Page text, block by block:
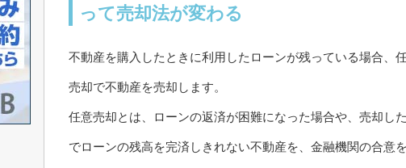
って売却法が変わる
不動産を購入したときに利用したローンが残っている場合、
売却で不動産を売却します。
任意売却とは、ローンの返済が困難になった場合や、売却し
でローンの残高を完済しきれない不動産を、金融機関の合意